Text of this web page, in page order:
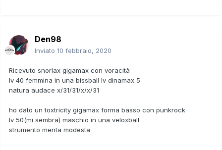
Den98
Inviato 10 febbraio, 2020
Ricevuto snorlax gigamax con voracità
lv 40 femmina in una bissball lv dinamax 5
natura audace x/31/31/x/x/31
ho dato un toxtricity gigamax forma basso con punkrock
lv 50(mi sembra) maschio in una veloxball
strumento menta modesta